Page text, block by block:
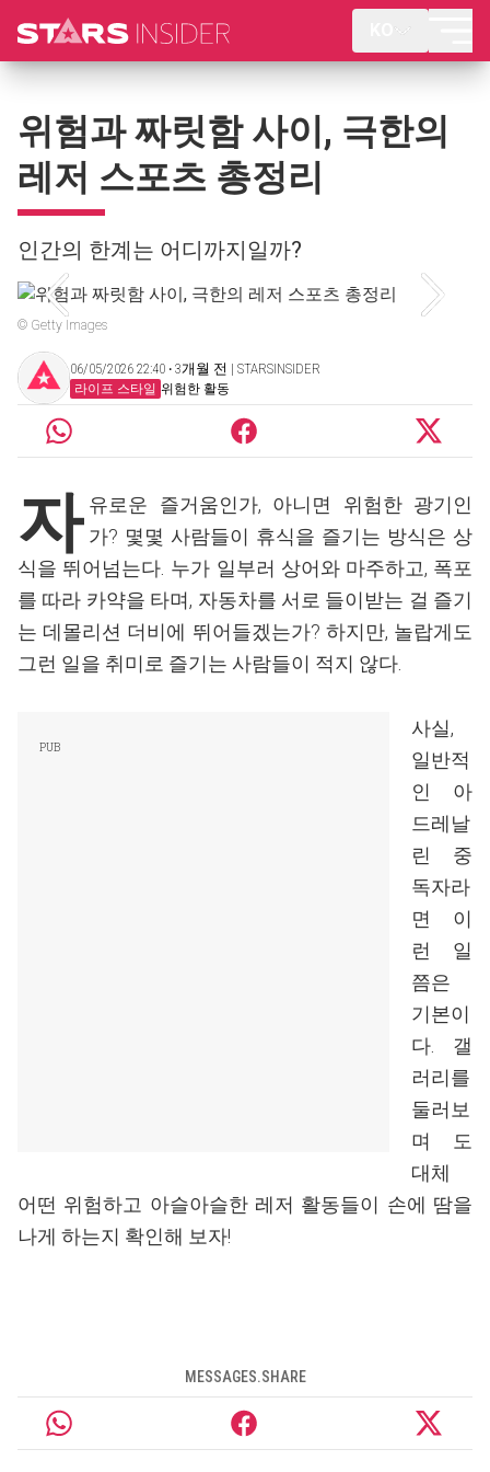
위험과 짜릿함 사이, 극한의
레저 스포츠 총정리
인간의 한계는 어디까지일까?
© Getty Images
06/05/2026 22:40 ‧ 3개월 전 | STARSINSIDER
라이프 스타일 위험한 활동
자 유로운 즐거움인가, 아니면 위험한 광기인
가? 몇몇 사람들이 휴식을 즐기는 방식은 상
식을 뛰어넘는다. 누가 일부러 상어와 마주하고, 폭포
를 따라 카약을 타며, 자동차를 서로 들이받는 걸 즐기
는 데몰리션 더비에 뛰어들겠는가? 하지만, 놀랍게도
그런 일을 취미로 즐기는 사람들이 적지 않다.
사실,
일반적
인 아
드레날
린 중
독자라
면 이
런 일
쯤은
기본이
다. 갤
러리를
둘러보
며 도
대체
어떤 위험하고 아슬아슬한 레저 활동들이 손에 땀을
나게 하는지 확인해 보자!
MESSAGES.SHARE